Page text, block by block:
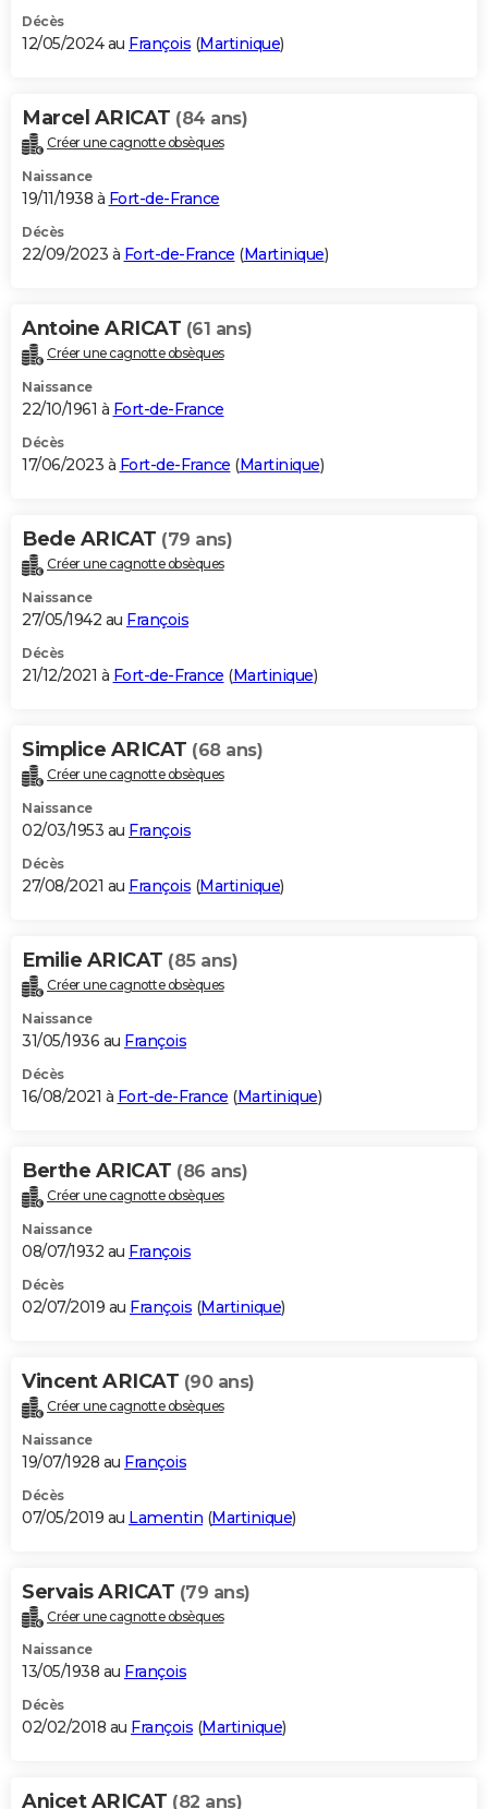
Décès
12/05/2024 au François (Martinique)
Marcel ARICAT (84 ans)
Créer une cagnotte obsèques
Naissance
19/11/1938 à Fort-de-France
Décès
22/09/2023 à Fort-de-France (Martinique)
Antoine ARICAT (61 ans)
Créer une cagnotte obsèques
Naissance
22/10/1961 à Fort-de-France
Décès
17/06/2023 à Fort-de-France (Martinique)
Bede ARICAT (79 ans)
Créer une cagnotte obsèques
Naissance
27/05/1942 au François
Décès
21/12/2021 à Fort-de-France (Martinique)
Simplice ARICAT (68 ans)
Créer une cagnotte obsèques
Naissance
02/03/1953 au François
Décès
27/08/2021 au François (Martinique)
Emilie ARICAT (85 ans)
Créer une cagnotte obsèques
Naissance
31/05/1936 au François
Décès
16/08/2021 à Fort-de-France (Martinique)
Berthe ARICAT (86 ans)
Créer une cagnotte obsèques
Naissance
08/07/1932 au François
Décès
02/07/2019 au François (Martinique)
Vincent ARICAT (90 ans)
Créer une cagnotte obsèques
Naissance
19/07/1928 au François
Décès
07/05/2019 au Lamentin (Martinique)
Servais ARICAT (79 ans)
Créer une cagnotte obsèques
Naissance
13/05/1938 au François
Décès
02/02/2018 au François (Martinique)
Anicet ARICAT (82 ans)